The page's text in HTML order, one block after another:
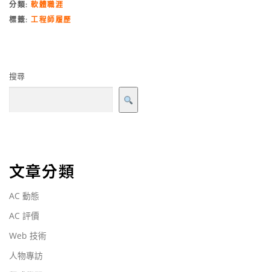
分類: 軟體職涯
標籤: 工程師履歷
搜尋
文章分類
AC 動態
AC 評價
Web 技術
人物專訪